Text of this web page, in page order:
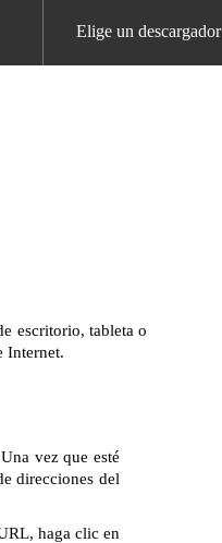
Elige un descargador
escritorio, tableta o
Internet.
vez que esté
direcciones del
haga clic en